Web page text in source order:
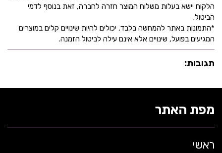
הלקוח יישא בעלות משלוח המוצר חזרה לחברה, זאת בנוסף לדמי
הביטול.
*התמונות באתר להמחשה בלבד, יכולים להיות שינויים קלים במוצרים
המגיעים בפועל, שינויים אלא אינם עילה לביטול הזמנה.
תגובות:
מפת האתר
ראשי